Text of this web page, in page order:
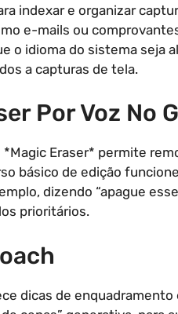
indexar e organizar
e-mails ou
o idioma do sistema seja
a capturas de tela.
Por Voz No
Eraser* permite
básico de edição
dizendo “apague
prioritários.
dicas de